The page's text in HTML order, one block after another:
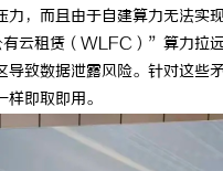
力，而且由于自建算力无法实
云租赁（ WLFC ）”算力拉
致数据泄露风险。针对这些
即取即用。